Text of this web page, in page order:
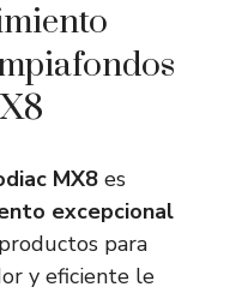
MX8 es
excepcional
para
y eficiente le